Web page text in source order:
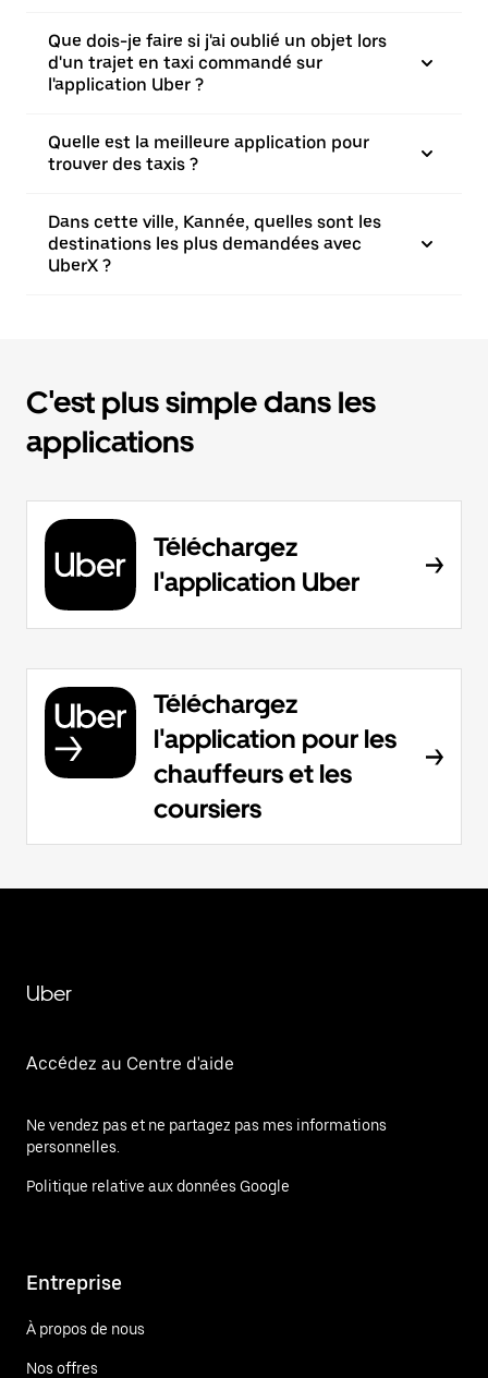
Que dois-je faire si j'ai oublié un objet lors
d'un trajet en taxi commandé sur
l'application Uber ?
Quelle est la meilleure application pour
trouver des taxis ?
Dans cette ville, Kannée, quelles sont les
destinations les plus demandées avec
UberX ?
C'est plus simple dans les
applications
Téléchargez
l'application Uber
Téléchargez
l'application pour les
chauffeurs et les
coursiers
Uber
Accédez au Centre d'aide
Ne vendez pas et ne partagez pas mes informations
personnelles.
Politique relative aux données Google
Entreprise
À propos de nous
Nos offres